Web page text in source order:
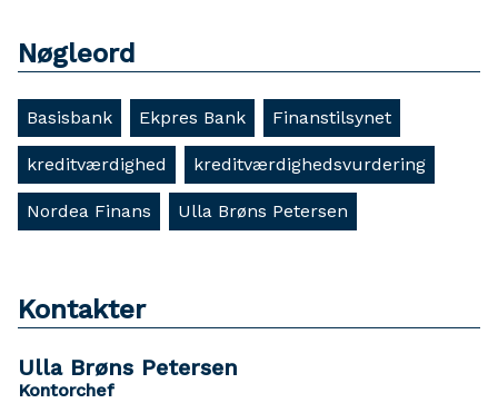
Nøgleord
Basisbank Ekpres Bank Finanstilsynet
kreditværdighed kreditværdighedsvurdering
Nordea Finans Ulla Brøns Petersen
Kontakter
Ulla Brøns Petersen
Kontorchef